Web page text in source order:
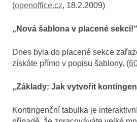
(openoffice.cz, 18.2.2009)
„Nová šablona v placené sekci!“
Dnes byla do placené sekce
získáte přímo v popisu šablony. (
„Základy: Jak vytvořit
Kontingenční tabulka je